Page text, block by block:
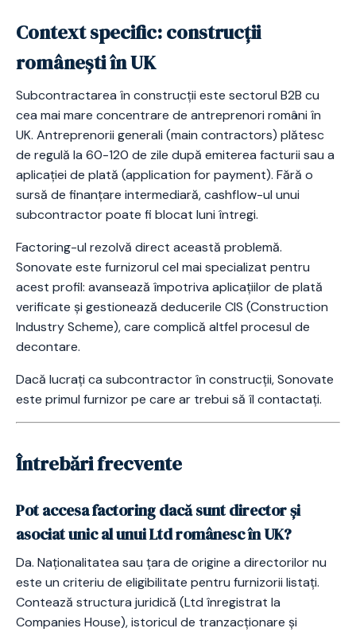
Context specific: construcții
românești în UK
Subcontractarea în construcții este sectorul B2B cu
cea mai mare concentrare de antreprenori români în
UK. Antreprenorii generali (main contractors) plătesc
de regulă la 60-120 de zile după emiterea facturii sau a
aplicației de plată (application for payment). Fără o
sursă de finanțare intermediară, cashflow-ul unui
subcontractor poate fi blocat luni întregi.
Factoring-ul rezolvă direct această problemă.
Sonovate este furnizorul cel mai specializat pentru
acest profil: avansează împotriva aplicațiilor de plată
verificate și gestionează deducerile CIS (Construction
Industry Scheme), care complică altfel procesul de
decontare.
Dacă lucrați ca subcontractor în construcții, Sonovate
este primul furnizor pe care ar trebui să îl contactați.
Întrebări frecvente
Pot accesa factoring dacă sunt director și
asociat unic al unui Ltd românesc în UK?
Da. Naționalitatea sau țara de origine a directorilor nu
este un criteriu de eligibilitate pentru furnizorii listați.
Contează structura juridică (Ltd înregistrat la
Companies House), istoricul de tranzacționare și